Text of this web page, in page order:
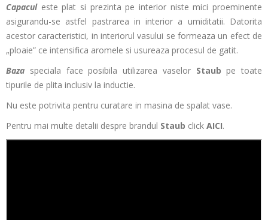
Capaculeste plat si prezinta pe interior niste mici proeminente
asigurandu-se astfel pastrarea in interior a umiditatii. Datorita
acestor caracteristici, in interiorul vasului se formeaza un efect de
„ploaie” ce intensifica aromele si usureaza procesul de gatit.
Baza speciala face posibila utilizarea vaselor Staub pe toate
tipurile de plita inclusiv la inductie.
Nu este potrivita pentru curatare in masina de spalat vase.
Pentru mai multe detalii despre brandul Staub click AICI.